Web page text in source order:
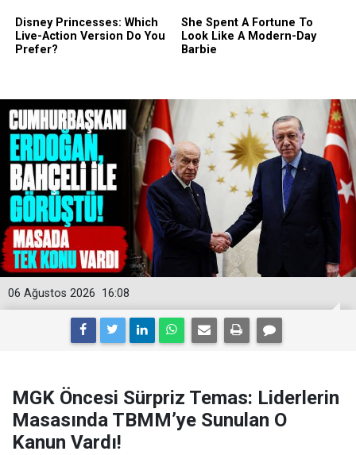
16:08
06 Ağustos 2026
MGK Öncesi Sürpriz Temas: Liderlerin
Masasında TBMM’ye Sunulan O
Kanun Vardı!